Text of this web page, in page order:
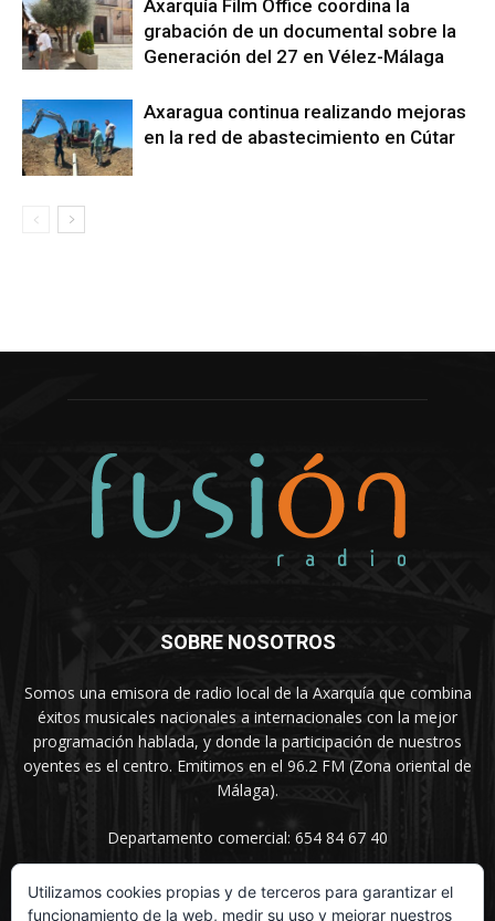
Axarquía Film Office coordina la
grabación de un documental sobre la
Generación del 27 en Vélez-Málaga
Axaragua continua realizando mejoras
en la red de abastecimiento en Cútar
SOBRE NOSOTROS
Somos una emisora de radio local de la Axarquía que combina
éxitos musicales nacionales a internacionales con la mejor
programación hablada, y donde la participación de nuestros
oyentes es el centro. Emitimos en el 96.2 FM (Zona oriental de
Málaga).
Departamento comercial: 654 84 67 40
Utilizamos cookies propias y de terceros para garantizar el
funcionamiento de la web, medir su uso y mejorar nuestros